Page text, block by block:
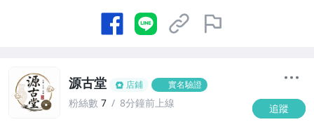
源古堂 店鋪 實名驗證
粉絲數 7 8分鐘前上線 追蹤